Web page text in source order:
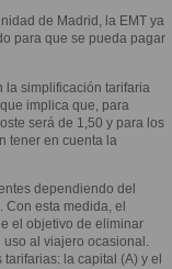
de Madrid, la EMT ya
para que se pueda pagar
la simplificación tarifaria
implica que, para
será de 1,50 y para los
tener en cuenta la
dependiendo del
esta medida, el
el objetivo de eliminar
uso al viajero ocasional.
la capital (A) y el